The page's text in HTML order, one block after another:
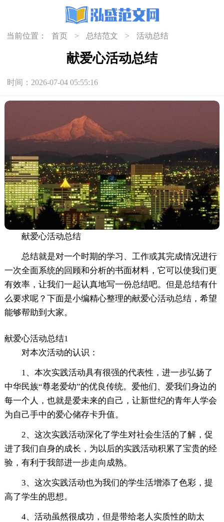
当前位置： 首页 > 总结范文 > 活动总结
献爱心活动总结
时间：2026-07-04 05:55:16
献爱心活动总结
总结就是对一个时期的学习、工作或其完成情况进行
一次全面系统的回顾和分析的书面材料，它可以使我们更
有效率，让我们一起认真地写一份总结吧。但是总结有什
么要求呢？下面是小编精心整理的献爱心活动总结，希望
能够帮助到大家。
献爱心活动总结1
对本次活动的认识：
1、本次实践活动具有很强的代表性，进一步弘扬了
中华民族“尊老爱幼”的优良传统。爱他们、爱我们身边的
每一个人，也就是爱未来的自己，让新世纪的青年人学会
为自己手中的爱心储存卡升值。
2、这次实践活动深化了学生对社会生活的了解，促
进了我们自身的成长，为以后的实践活动积累了宝贵的经
验，有利于我部进一步走向成熟。
3、这次实践活动也为我们的学生活增添了色彩，提
高了学生的思想。
4、活动虽然很成功，但是带给老人实质性的助太